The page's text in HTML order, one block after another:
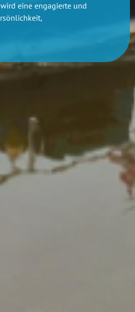
eine engagierte und